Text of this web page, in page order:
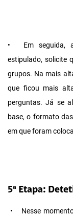
•
Em seguida,
estipulado, solicite
grupos. Na mais
que ficou mais
perguntas. Já se
base, o formato
em que foram
5ª Etapa:
•
Nesse